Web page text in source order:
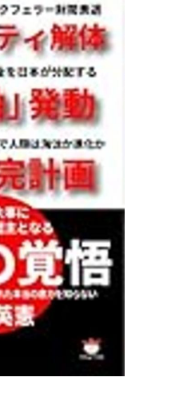
ファンドを創設し、外債購入の
を合わせて切れ目なく経済政策
を制定し製造業の復活を目指す
防ぐため、イノベーション基盤
資源の開発に集中投資する。
政府と日本銀行の政策連携
の政府・日本銀行の政策連携に